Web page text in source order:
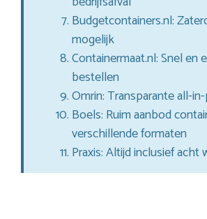
Budgetcontainers.nl:
mogelijk
Containermaat.nl: Snel en
bestellen
Omrin: Transparante all-
Boels: Ruim aanbod
verschillende formaten
Praxis: Altijd inclusief acht